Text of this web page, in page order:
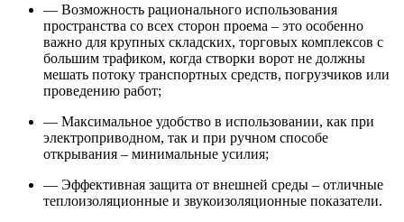
— Возможность рационального использования
пространства со всех сторон проема – это особенно
важно для крупных складских, торговых комплексов с
большим трафиком, когда створки ворот не должны
мешать потоку транспортных средств, погрузчиков или
проведению работ;
— Максимальное удобство в использовании, как при
электроприводном, так и при ручном способе
открывания – минимальные усилия;
— Эффективная защита от внешней среды – отличные
теплоизоляционные и звукоизоляционные показатели.